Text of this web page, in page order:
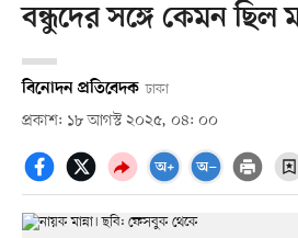
বন্ধুদের সঙ্গে কেমন ছিল
বিনোদন প্রতিবেদক ঢাকা
প্রকাশ: ১৮ আগস্ট ২০২৫, ০৪: ০০